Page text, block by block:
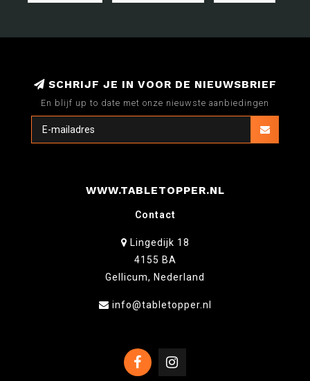
SCHRIJF JE IN VOOR DE NIEUWSBRIEF
En blijf up to date met onze nieuwste aanbiedingen
WWW.TABLETOPPER.NL
Contact
Lingedijk 18
4155 BA
Gellicum, Nederland
info@tabletopper.nl